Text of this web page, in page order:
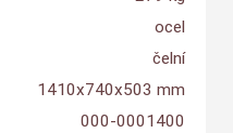
ocel
čelní
1410x740x503 mm
000-0001400